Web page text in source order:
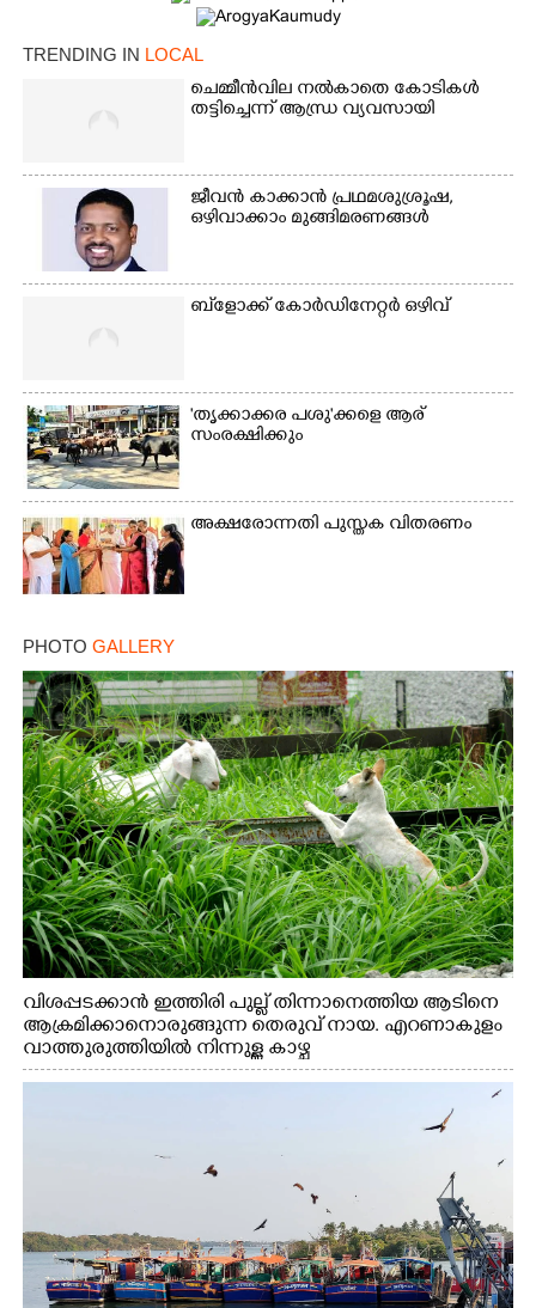
TRENDING IN LOCAL
ചെമ്മീൻവില നൽകാതെ കോടികൾ
തട്ടിച്ചെന്ന് ആന്ധ്ര വ്യവസായി
ജീവൻ കാക്കാൻ പ്രഥമശുശ്രൂഷ,
ഒഴിവാക്കാം മുങ്ങിമരണങ്ങൾ
ബ്‌ളോക്ക് കോർഡിനേറ്റർ ഒഴിവ്
'തൃക്കാക്കര പശു'ക്കളെ ആര്
സംരക്ഷിക്കും
അക്ഷരോന്നതി പുസ്തക വിതരണം
PHOTO GALLERY
വിശപ്പടക്കാൻ ഇത്തിരി പുല്ല് തിന്നാനെത്തിയ ആടിനെ
ആക്രമിക്കാനൊരുങ്ങുന്ന തെരുവ് നായ. എറണാകുളം
വാത്തുരുത്തിയിൽ നിന്നുള്ള കാഴ്ച
×
Share this link